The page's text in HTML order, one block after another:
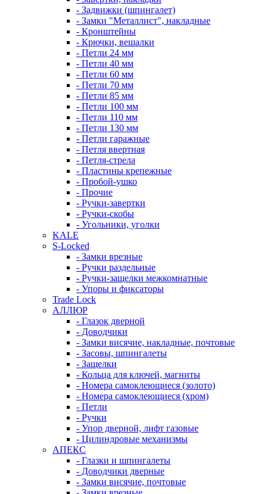
- Задвижки (шпингалет)
- Замки "Металлист", накладные
- Кронштейны
- Крючки, вешалки
- Петли 24 мм
- Петли 40 мм
- Петли 60 мм
- Петли 70 мм
- Петли 85 мм
- Петли 100 мм
- Петли 110 мм
- Петли 130 мм
- Петли гаражные
- Петля ввертная
- Петля-стрела
- Пластины крепежные
- Пробой-ушко
- Прочие
- Ручки-завертки
- Ручки-скобы
- Угольники, уголки
KALE
S-Locked
- Замки врезные
- Ручки раздельные
- Ручки-защелки межкомнатные
- Упоры и фиксаторы
Trade Lock
АЛЛЮР
- Глазок дверной
- Доводчики
- Замки висячие, накладные, почтовые
- Засовы, шпингалеты
- Защелки
- Кольца для ключей, магниты
- Номера самоклеющиеся (золото)
- Номера самоклеющиеся (хром)
- Петли
- Ручки
- Упор дверной, лифт газовые
- Цилиндровые механизмы
АПЕКС
- Глазки и шпингалеты
- Доводчики дверные
- Замки висячие, почтовые